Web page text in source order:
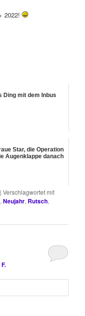
2022!
Ding mit dem Inbus
Star, die Operation
Augenklappe danach
|Verschlagwortet mit
,Neujahr, Rutsch,